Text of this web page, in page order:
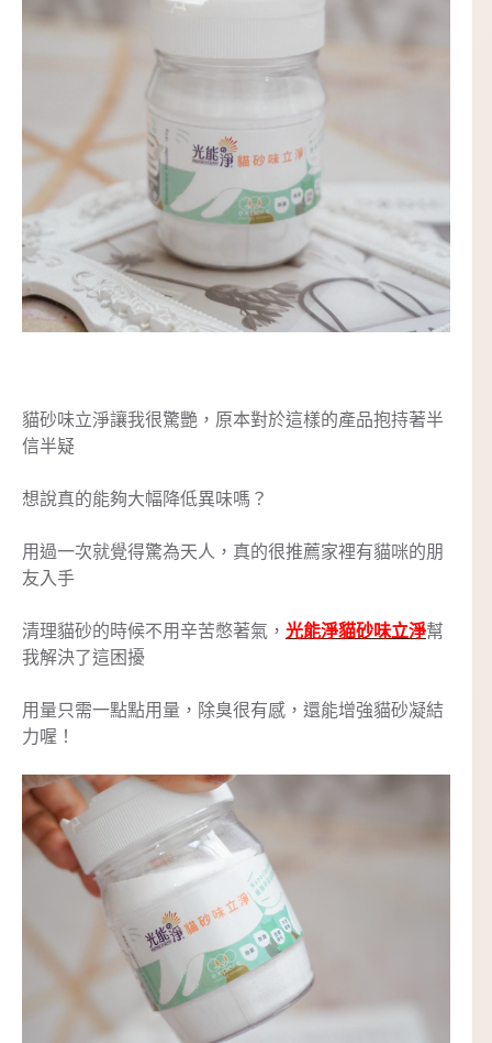
貓砂味立淨讓我很驚艷，原本對於這樣的產品抱持著半
信半疑
想說真的能夠大幅降低異味嗎？
用過一次就覺得驚為天人，真的很推薦家裡有貓咪的朋
友入手
清理貓砂的時候不用辛苦憋著氣， 光能淨貓砂味立淨幫
我解決了這困擾
用量只需一點點用量，除臭很有感，還能增強貓砂凝結
力喔！